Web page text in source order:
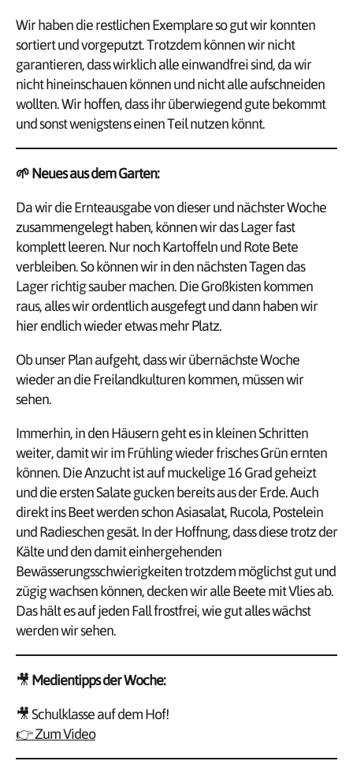
Wir haben die restlichen Exemplare so gut wir konnten
sortiert und vorgeputzt. Trotzdem können wir nicht
garantieren, dass wirklich alle einwandfrei sind, da wir
nicht hineinschauen können und nicht alle aufschneiden
wollten. Wir hoffen, dass ihr überwiegend gute bekommt
und sonst wenigstens einen Teil nutzen könnt.
🌱Neues aus dem Garten:
Da wir die Ernteausgabe von dieser und nächster Woche
zusammengelegt haben, können wir das Lager fast
komplett leeren. Nur noch Kartoffeln und Rote Bete
verbleiben. So können wir in den nächsten Tagen das
Lager richtig sauber machen. Die Großkisten kommen
raus, alles wir ordentlich ausgefegt und dann haben wir
hier endlich wieder etwas mehr Platz.
Ob unser Plan aufgeht, dass wir übernächste Woche
wieder an die Freilandkulturen kommen, müssen wir
sehen.
Immerhin, in den Häusern geht es in kleinen Schritten
weiter, damit wir im Frühling wieder frisches Grün ernten
können. Die Anzucht ist auf muckelige 16 Grad geheizt
und die ersten Salate gucken bereits aus der Erde. Auch
direkt ins Beet werden schon Asiasalat, Rucola, Postelein
und Radieschen gesät. In der Hoffnung, dass diese trotz der
Kälte und den damit einhergehenden
Bewässerungsschwierigkeiten trotzdem möglichst gut und
zügig wachsen können, decken wir alle Beete mit Vlies ab.
Das hält es auf jeden Fall frostfrei, wie gut alles wächst
werden wir sehen.
🎥 Medientipps der Woche:
🎥 Schulklasse auf dem Hof!
👉 Zum Video